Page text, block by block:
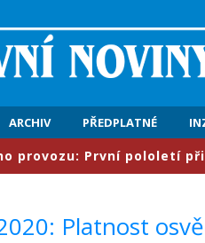
ARCHIV PŘEDPLATNÉ
První pololetí
Platnost